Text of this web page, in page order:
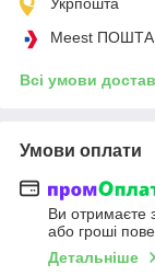
Meest ПОШТА
Всі умови
Умови оплати
Ви отримаєте
або гроші
Детальніше